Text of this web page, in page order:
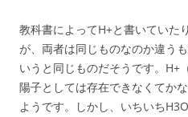
教科書によってH+と書いていた
が、両者は同じものなのか違う
いうと同じものだそうです。H+
陽子としては存在できなくてか
ようです。しかし、いちいち